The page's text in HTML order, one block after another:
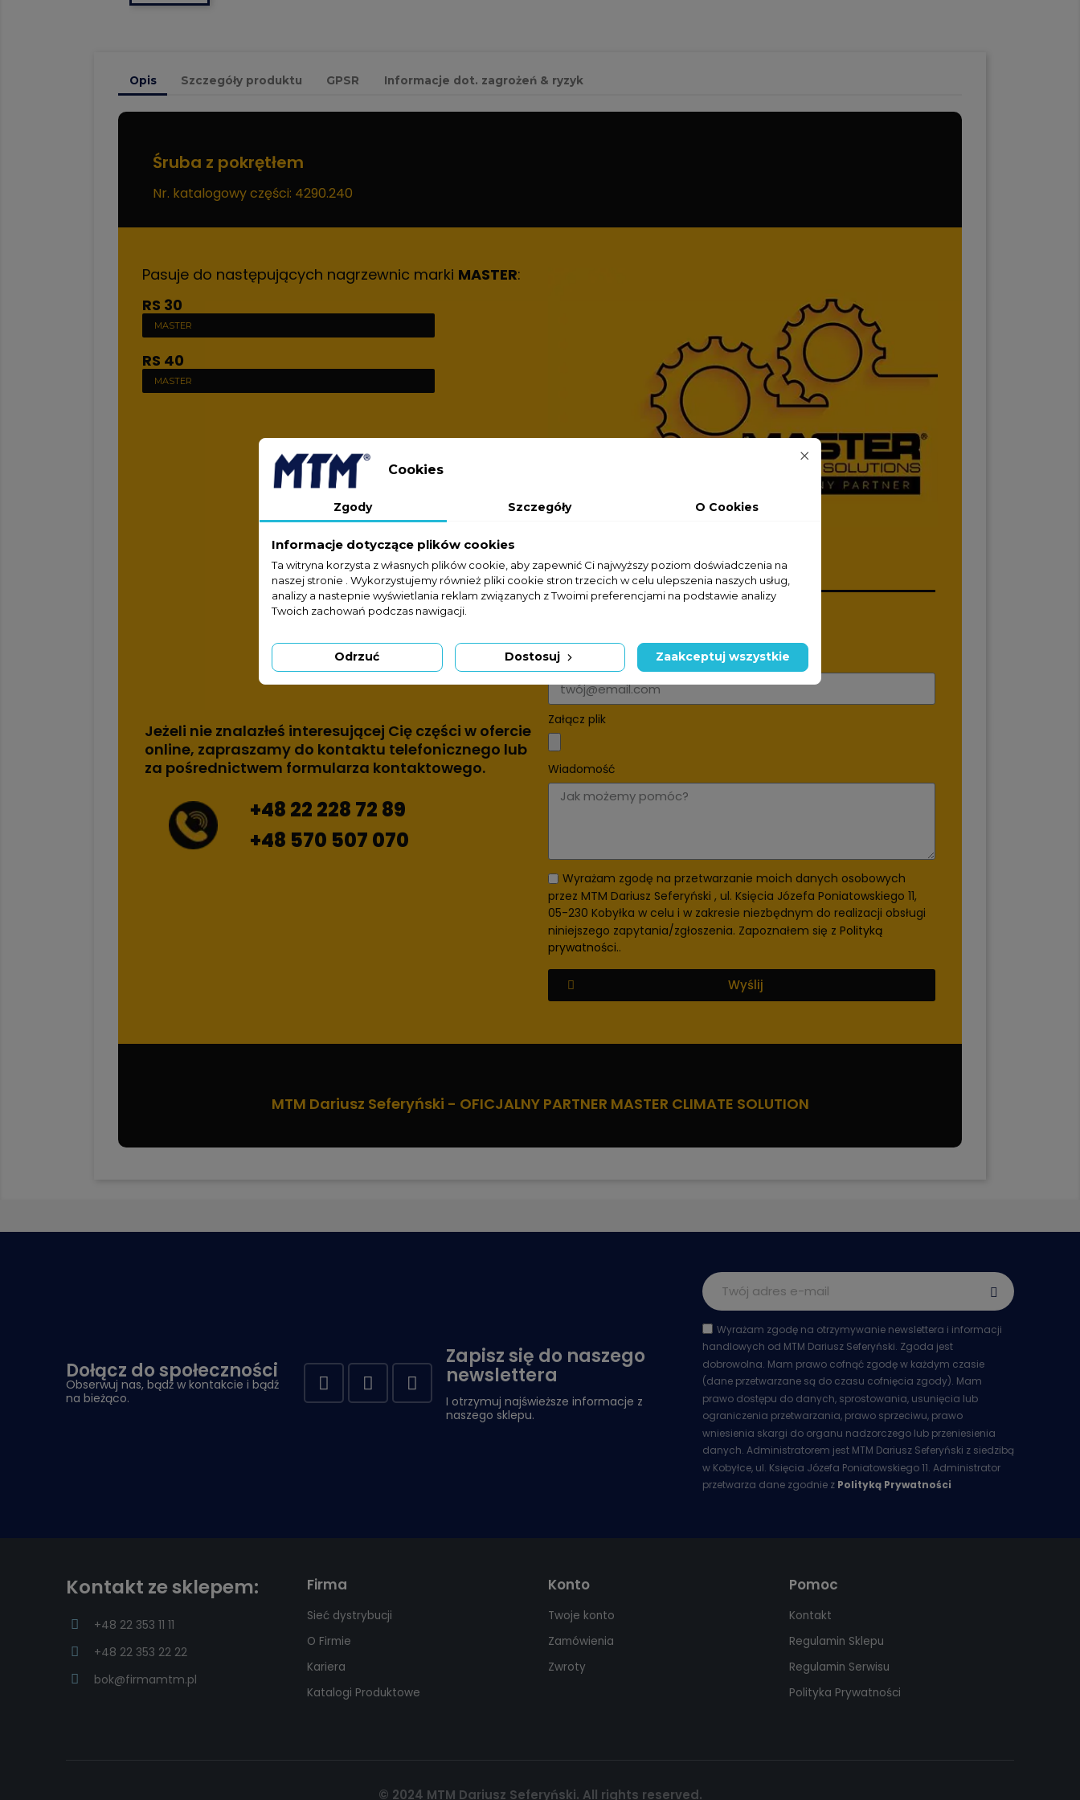
Opis Szczegóły produktu GPSR Informacje dot. zagrożeń & ryzyk
Śruba z pokrętłem
Nr. katalogowy części: 4290.240
Pasuje do następujących nagrzewnic marki MASTER:
RS 30
MASTER
RS 40
MASTER
Jeżeli nie znalazłeś interesującej Cię części w ofercie
online, zapraszamy do kontaktu telefonicznego lub
za pośrednictwem formularza kontaktowego.
+48 22 228 72 89
+48 570 507 070
Adres e-mail
Załącz plik
Wiadomość
Wyrażam zgodę na przetwarzanie moich danych osobowych
przez MTM Dariusz Seferyński , ul. Księcia Józefa Poniatowskiego 11,
05-230 Kobyłka w celu i w zakresie niezbędnym do realizacji obsługi
niniejszego zapytania/zgłoszenia. Zapoznałem się z Polityką
prywatności..
Wyślij
MTM Dariusz Seferyński - OFICJALNY PARTNER MASTER CLIMATE SOLUTION
Dołącz do społeczności
Obserwuj nas, bądź w kontakcie i bądź
na bieżąco.
Zapisz się do naszego
newslettera
I otrzymuj najświeższe informacje z
naszego sklepu.
Wyrażam zgodę na otrzymywanie newslettera i informacji
handlowych od MTM Dariusz Seferyński. Zgoda jest
dobrowolna. Mam prawo cofnąć zgodę w każdym czasie
(dane przetwarzane są do czasu cofnięcia zgody). Mam
prawo dostępu do danych, sprostowania, usunięcia lub
ograniczenia przetwarzania, prawo sprzeciwu, prawo
wniesienia skargi do organu nadzorczego lub przeniesienia
danych. Administratorem jest MTM Dariusz Seferyński z siedzibą
w Kobyłce, ul. Księcia Józefa Poniatowskiego 11. Administrator
przetwarza dane zgodnie z Polityką Prywatności
Kontakt ze sklepem:
+48 22 353 11 11
+48 22 353 22 22
bok@firmamtm.pl
Firma
Sieć dystrybucji
O Firmie
Kariera
Katalogi Produktowe
Konto
Twoje konto
Zamówienia
Zwroty
Pomoc
Kontakt
Regulamin Sklepu
Regulamin Serwisu
Polityka Prywatności
Cookies
Zgody Szczegóły O Cookies
Informacje dotyczące plików cookies
Ta witryna korzysta z własnych plików cookie, aby zapewnić Ci najwyższy poziom doświadczenia na
naszej stronie . Wykorzystujemy również pliki cookie stron trzecich w celu ulepszenia naszych usług,
analizy a nastepnie wyświetlania reklam związanych z Twoimi preferencjami na podstawie analizy
Twoich zachowań podczas nawigacji.
Odrzuć Dostosuj Zaakceptuj wszystkie
© 2024 MTM Dariusz Seferyński. All rights reserved.